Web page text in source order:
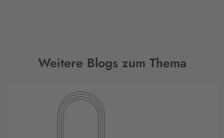
Weitere Blogs zum Thema